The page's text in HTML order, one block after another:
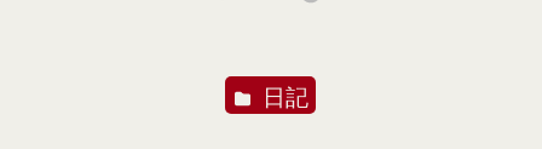
日記